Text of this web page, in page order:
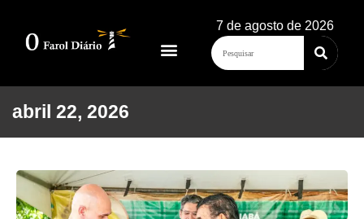
7 de agosto de 2026
abril 22, 2026